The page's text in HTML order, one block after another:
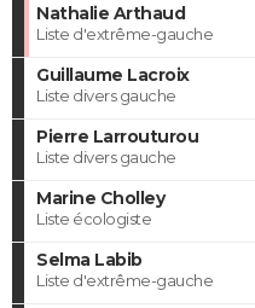
Nathalie Arthaud
Liste d'extrême-gauche
Guillaume Lacroix
Liste divers gauche
Pierre Larrouturou
Liste divers gauche
Marine Cholley
Liste écologiste
Selma Labib
Liste d'extrême-gauche